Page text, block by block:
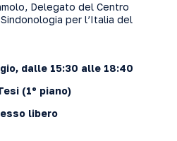
Delegato del Centro
per l’Italia del
dalle 15:30 alle 18:40
(1º piano)
libero